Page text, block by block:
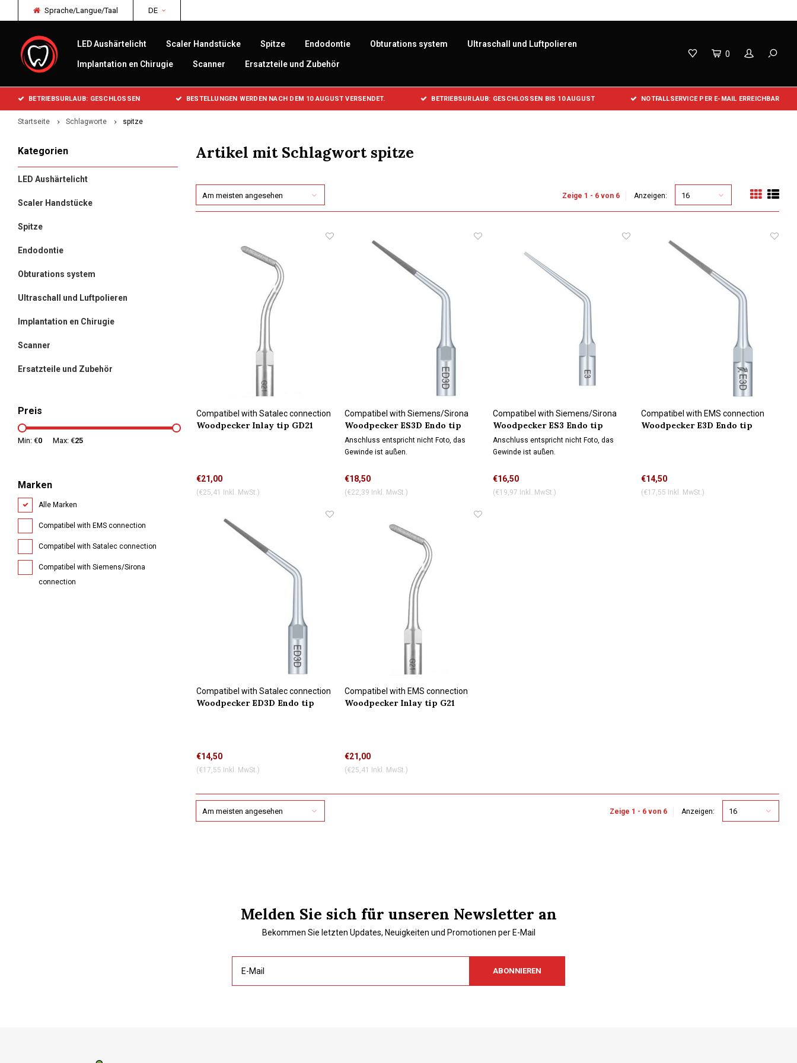
Sprache/Langue/Taal DE
LED Aushärtelicht Scaler Handstücke Spitze Endodontie Obturations system Ultraschall und Luftpolieren
Implantation en Chirugie Scanner Ersatzteile und Zubehör
0
BETRIEBSURLAUB: GESCHLOSSEN BESTELLUNGEN WERDEN NACH DEM 10 AUGUST VERSENDET. BETRIEBSURLAUB: GESCHLOSSEN BIS 10 AUGUST NOTFALLSERVICE PER E-MAIL ERREICHBAR
Startseite Schlagworte spitze
Kategorien
LED Aushärtelicht
Scaler Handstücke
Spitze
Endodontie
Obturations system
Ultraschall und Luftpolieren
Implantation en Chirugie
Scanner
Ersatzteile und Zubehör
Preis
Min: €0 Max: €25
Marken
Alle Marken
Compatibel with EMS connection
Compatibel with Satalec connection
Compatibel with Siemens/Sirona
connection
Artikel mit Schlagwort spitze
Am meisten angesehen Zeige 1 - 6 von 6 Anzeigen: 16
Compatibel with Satalec connection
Woodpecker Inlay tip GD21
€21,00
(€25,41 Inkl. MwSt.)
Compatibel with Siemens/Sirona
connection
Woodpecker ES3D Endo tip
Wasserkühlung
Anschluss entspricht nicht Foto, das
Gewinde ist außen.
€18,50
(€22,39 Inkl. MwSt.)
Compatibel with Siemens/Sirona
connection
Woodpecker ES3 Endo tip
Wasserkühlung
Anschluss entspricht nicht Foto, das
Gewinde ist außen.
€16,50
(€19,97 Inkl. MwSt.)
Compatibel with EMS connection
Woodpecker E3D Endo tip
€14,50
(€17,55 Inkl. MwSt.)
Compatibel with Satalec connection
Woodpecker ED3D Endo tip
€14,50
(€17,55 Inkl. MwSt.)
Compatibel with EMS connection
Woodpecker Inlay tip G21
€21,00
(€25,41 Inkl. MwSt.)
Am meisten angesehen Zeige 1 - 6 von 6 Anzeigen: 16
Melden Sie sich für unseren Newsletter an
Bekommen Sie letzten Updates, Neuigkeiten und Promotionen per E-Mail
ABONNIEREN